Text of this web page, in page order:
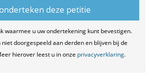
waarmee u uw ondertekening kunt bevestigen.
doorgespeeld aan derden en blijven bij de
hierover leest u in onze privacyverklaring.